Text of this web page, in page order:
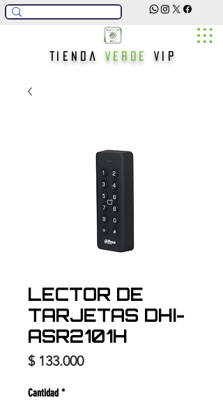
TiendaVerde Vip
LECTOR DE
TARJETAS DHI-
ASR2101H
$ 133.000Precio
Cantidad *